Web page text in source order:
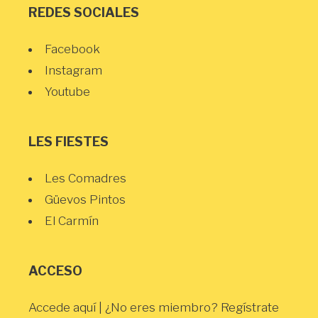
REDES SOCIALES
Facebook
Instagram
Youtube
LES FIESTES
Les Comadres
Güevos Pintos
El Carmín
ACCESO
Accede aquí | ¿No eres miembro? Regístrate